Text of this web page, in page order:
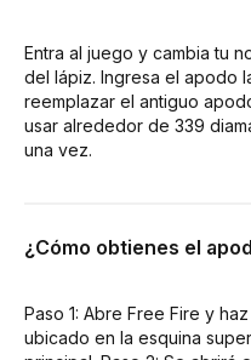
Entra al juego y cambia tu
del lápiz. Ingresa el apodo
reemplazar el antiguo
usar alrededor de 339
una vez.
¿Cómo obtienes el
Paso 1: Abre Free Fire y
ubicado en la esquina